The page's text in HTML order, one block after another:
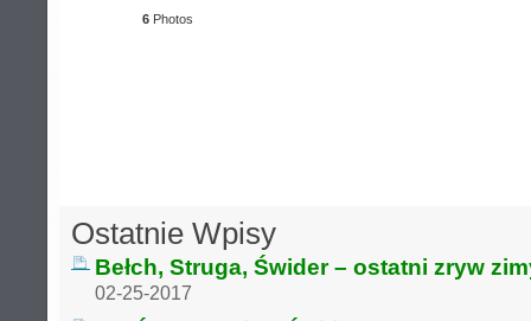
6 Photos
Ostatnie Wpisy
Bełch, Struga, Świder – ostatni zryw
02-25-2017